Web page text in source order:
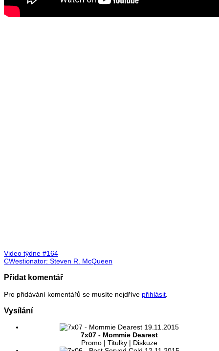
Video týdne #164
CWestionator: Steven R. McQueen
Přidat komentář
Pro přidávání komentářů se musíte nejdříve přihlásit
Vysílání
19.11.2015
7x07 - Mommie Dearest
Promo | Titulky | Diskuze